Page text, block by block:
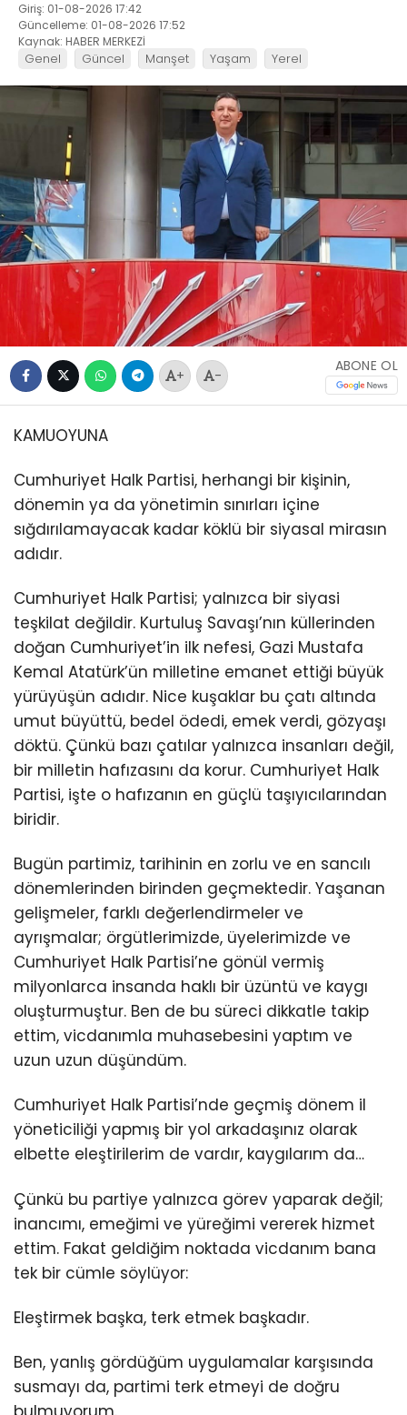
Giriş: 01-08-2026 17:42
Güncelleme: 01-08-2026 17:52
Kaynak: HABER MERKEZİ
Genel Güncel Manşet Yaşam Yerel
+ -
ABONE OL
KAMUOYUNA
Cumhuriyet Halk Partisi, herhangi bir kişinin,
dönemin ya da yönetimin sınırları içine
sığdırılamayacak kadar köklü bir siyasal mirasın
adıdır.
Cumhuriyet Halk Partisi; yalnızca bir siyasi
teşkilat değildir. Kurtuluş Savaşı’nın küllerinden
doğan Cumhuriyet’in ilk nefesi, Gazi Mustafa
Kemal Atatürk’ün milletine emanet ettiği büyük
yürüyüşün adıdır. Nice kuşaklar bu çatı altında
umut büyüttü, bedel ödedi, emek verdi, gözyaşı
döktü. Çünkü bazı çatılar yalnızca insanları değil,
bir milletin hafızasını da korur. Cumhuriyet Halk
Partisi, işte o hafızanın en güçlü taşıyıcılarından
biridir.
Bugün partimiz, tarihinin en zorlu ve en sancılı
dönemlerinden birinden geçmektedir. Yaşanan
gelişmeler, farklı değerlendirmeler ve
ayrışmalar; örgütlerimizde, üyelerimizde ve
Cumhuriyet Halk Partisi’ne gönül vermiş
milyonlarca insanda haklı bir üzüntü ve kaygı
oluşturmuştur. Ben de bu süreci dikkatle takip
ettim, vicdanımla muhasebesini yaptım ve
uzun uzun düşündüm.
Cumhuriyet Halk Partisi’nde geçmiş dönem il
yöneticiliği yapmış bir yol arkadaşınız olarak
elbette eleştirilerim de vardır, kaygılarım da…
Çünkü bu partiye yalnızca görev yaparak değil;
inancımı, emeğimi ve yüreğimi vererek hizmet
ettim. Fakat geldiğim noktada vicdanım bana
tek bir cümle söylüyor:
Eleştirmek başka, terk etmek başkadır.
Ben, yanlış gördüğüm uygulamalar karşısında
susmayı da, partimi terk etmeyi de doğru